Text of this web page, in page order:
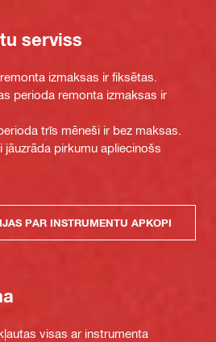
serviss
izmaksas ir fiksētas.
perioda remonta izmaksas ir
trīs mēneši ir bez maksas.
jāuzrāda pirkumu apliecinošs
PAR INSTRUMENTU APKOPI
visas ar instrumenta